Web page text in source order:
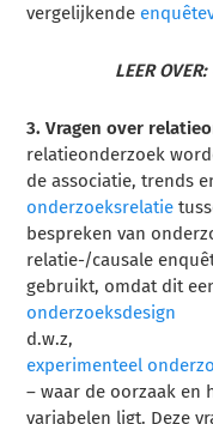
vergelijkende
LEER OVER:
3. Vragen over
relatieonderzoek
de associatie, trends
onderzoeksrelatie
bespreken van
relatie-/causale
gebruikt, omdat dit
onderzoeksdesign
d.w.z,
experimenteel
– waar de oorzaak en
variabelen ligt. Deze